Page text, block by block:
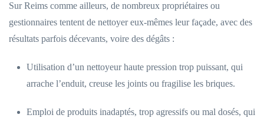
Sur Reims comme ailleurs, de nombreux propriétaires ou
gestionnaires tentent de nettoyer eux-mêmes leur façade, avec des
résultats parfois décevants, voire des dégâts :
Utilisation d’un nettoyeur haute pression trop puissant, qui
arrache l’enduit, creuse les joints ou fragilise les briques.
Emploi de produits inadaptés, trop agressifs ou mal dosés, qui